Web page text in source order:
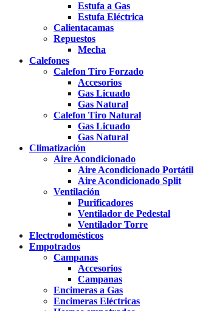
Estufa a Gas
Estufa Eléctrica
Calientacamas
Repuestos
Mecha
Calefones
Calefon Tiro Forzado
Accesorios
Gas Licuado
Gas Natural
Calefon Tiro Natural
Gas Licuado
Gas Natural
Climatización
Aire Acondicionado
Aire Acondicionado Portátil
Aire Acondicionado Split
Ventilación
Purificadores
Ventilador de Pedestal
Ventilador Torre
Electrodomésticos
Empotrados
Campanas
Accesorios
Campanas
Encimeras a Gas
Encimeras Eléctricas